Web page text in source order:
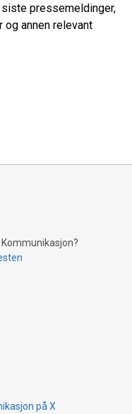
pressemeldinger,
og annen relevant
på X